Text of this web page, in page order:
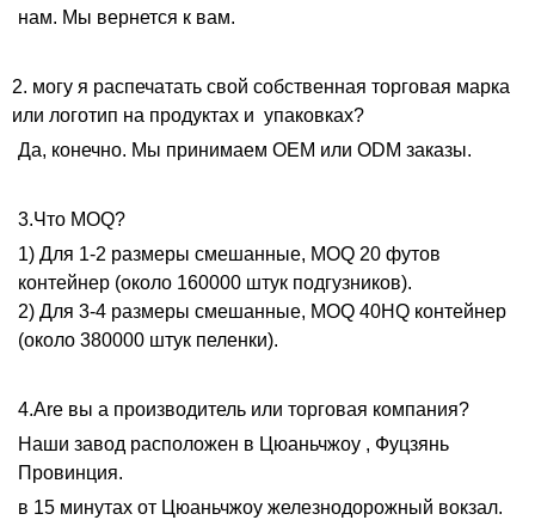
нам. Мы вернется к вам.
2. могу я распечатать свой собственная торговая марка
или логотип на продуктах и ​​ упаковках?
Да, конечно. Мы принимаем OEM или ODM заказы.
3.Что MOQ?
1) Для 1-2 размеры смешанные, MOQ 20 футов
контейнер (около 160000 штук подгузников).
2) Для 3-4 размеры смешанные, MOQ 40HQ контейнер
(около 380000 штук пеленки).
4.Are вы а производитель или торговая компания?
Наши завод расположен в Цюаньчжоу , Фуцзянь
Провинция.
в 15 минутах от Цюаньчжоу железнодорожный вокзал.